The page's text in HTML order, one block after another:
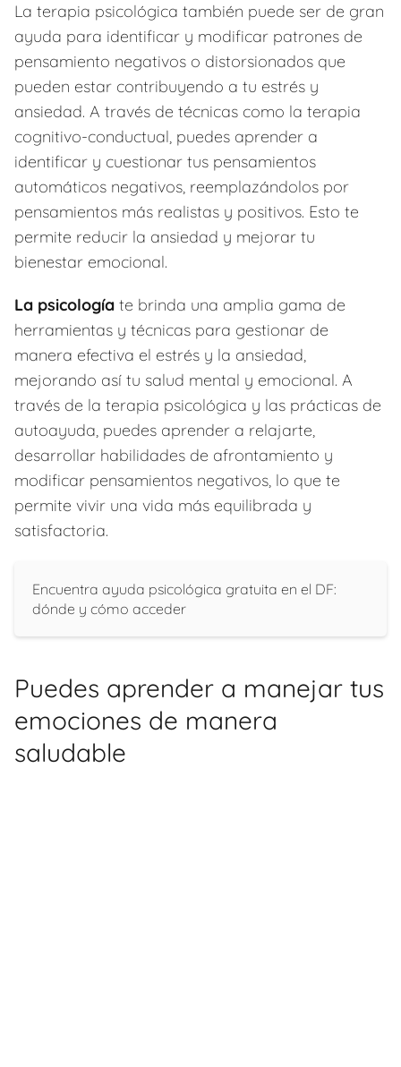
La terapia psicológica también puede ser de gran
ayuda para identificar y modificar patrones de
pensamiento negativos o distorsionados que
pueden estar contribuyendo a tu estrés y
ansiedad. A través de técnicas como la terapia
cognitivo-conductual, puedes aprender a
identificar y cuestionar tus pensamientos
automáticos negativos, reemplazándolos por
pensamientos más realistas y positivos. Esto te
permite reducir la ansiedad y mejorar tu
bienestar emocional.
La psicología te brinda una amplia gama de
herramientas y técnicas para gestionar de
manera efectiva el estrés y la ansiedad,
mejorando así tu salud mental y emocional. A
través de la terapia psicológica y las prácticas de
autoayuda, puedes aprender a relajarte,
desarrollar habilidades de afrontamiento y
modificar pensamientos negativos, lo que te
permite vivir una vida más equilibrada y
satisfactoria.
Encuentra ayuda psicológica gratuita en el DF:
dónde y cómo acceder
Puedes aprender a manejar tus
emociones de manera
saludable